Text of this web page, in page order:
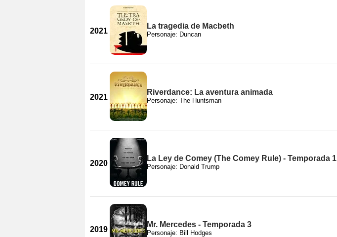
2021
La tragedia de Macbeth
Personaje: Duncan
2021
Riverdance: La aventura animada
Personaje: The Huntsman
2020
La Ley de Comey (The Comey Rule) - Temporada 1
Personaje: Donald Trump
2019
Mr. Mercedes - Temporada 3
Personaje: Bill Hodges